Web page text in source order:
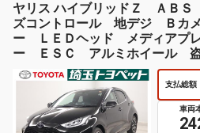
ヤリス ハイブリッドＺ ＡＢ
ズコントロール 地デジ Ｂカ
ー ＬＥＤヘッド メディアプ
ー ＥＳＣ アルミホイール
ＴＣ ナビ＆ＴＶ
支払総額
車両